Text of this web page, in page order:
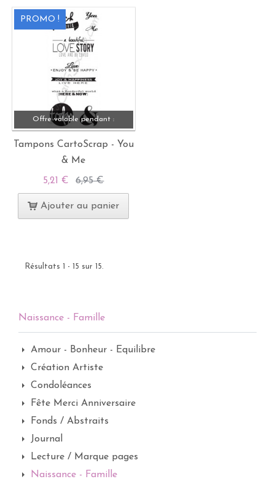
PROMO !
Offre valable pendant :
Tampons CartoScrap - You
& Me
5,21 € 6,95 €
Ajouter au panier
Résultats 1 - 15 sur 15.
Naissance - Famille
Amour - Bonheur - Equilibre
Création Artiste
Condoléances
Fête Merci Anniversaire
Fonds / Abstraits
Journal
Lecture / Marque pages
Naissance - Famille